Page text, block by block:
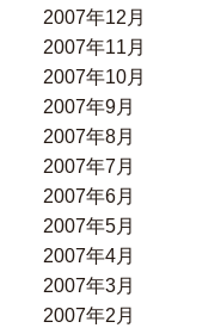
2007年12月
2007年11月
2007年10月
2007年9月
2007年8月
2007年7月
2007年6月
2007年5月
2007年4月
2007年3月
2007年2月